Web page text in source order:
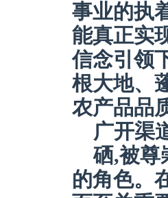
事业的执
能真正实
信念引领
根大地、
农产品品
广开渠
硒,被尊
的角色。